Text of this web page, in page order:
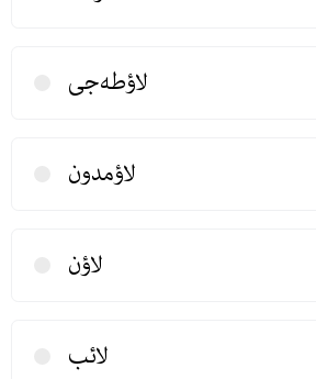
لاؤطه‌جی
لاؤمدون
لاؤن
لائب